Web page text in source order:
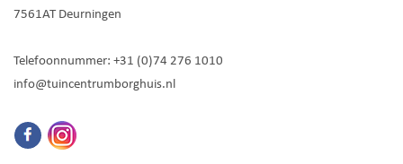
7561AT Deurningen
Telefoonnummer: +31 (0)74 276 1010
info@tuincentrumborghuis.nl